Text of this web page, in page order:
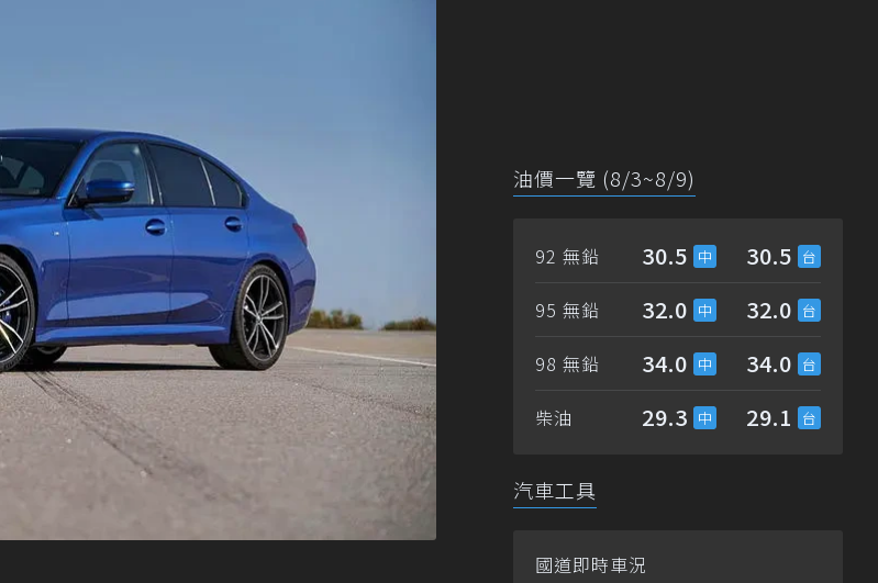
油價一覽 (8/3~8/9)
92 無鉛 30.5 30.5
95 無鉛 32.0 32.0
98 無鉛 34.0 34.0
柴油 29.3 29.1
汽車工具
國道即時車況